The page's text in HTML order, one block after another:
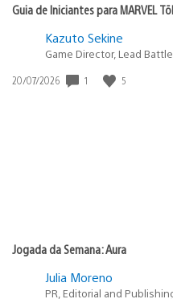
Guia de Iniciantes para MARVEL
Kazuto Sekine
Game Director, Lead
Data
20/07/2026 1 5
Jogada da Semana: Aura
Julia Moreno
PR, Editorial and